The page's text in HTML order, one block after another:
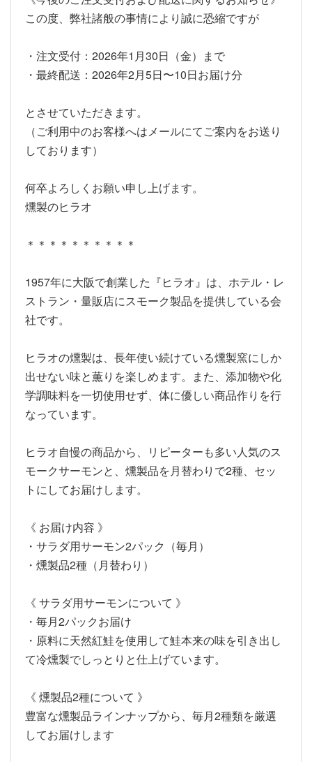
この度、弊社諸般の事情により誠に恐縮ですが
・注文受付：2026年1月30日（金）まで
・最終配送：2026年2月5日〜10日お届け分
とさせていただきます。
（ご利用中のお客様へはメールにてご案内をお送り
しております）
何卒よろしくお願い申し上げます。
燻製のヒラオ
＊＊＊＊＊＊＊＊＊＊
1957年に大阪で創業した『ヒラオ』は、ホテル・レ
ストラン・量販店にスモーク製品を提供している会
社です。
ヒラオの燻製は、長年使い続けている燻製窯にしか
出せない味と薫りを楽しめます。また、添加物や化
学調味料を一切使用せず、体に優しい商品作りを行
なっています。
ヒラオ自慢の商品から、リピーターも多い人気のス
モークサーモンと、燻製品を月替わりで2種、セッ
トにしてお届けします。
《 お届け内容 》
・サラダ用サーモン2パック（毎月）
・燻製品2種（月替わり）
《 サラダ用サーモンについて 》
・毎月2パックお届け
・原料に天然紅鮭を使用して鮭本来の味を引き出し
て冷燻製でしっとりと仕上げています。
《 燻製品2種について 》
豊富な燻製品ラインナップから、毎月2種類を厳選
してお届けします